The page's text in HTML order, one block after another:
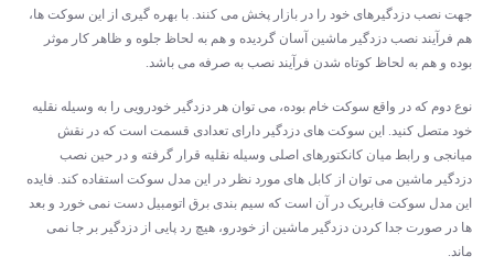
جهت نصب دزدگیرهای خود را در بازار پخش می کنند. با بهره گیری از این سوکت ها،
هم فرآیند نصب دزدگیر ماشین آسان گردیده و هم به لحاظ جلوه و ظاهر کار موثر
بوده و هم به لحاظ کوتاه شدن فرآیند نصب به صرفه می باشد.
نوع دوم که در واقع سوکت خام بوده، می توان هر دزدگیر خودرویی را به وسیله نقلیه
خود متصل کنید. این سوکت های دزدگیر دارای تعدادی قسمت است که در نقش
میانجی و رابط میان کانکتورهای اصلی وسیله نقلیه قرار گرفته و در حین نصب
دزدگیر ماشین می توان از کابل های مورد نظر در این مدل سوکت استفاده کند. فایده
این مدل سوکت فابریک در آن است که سیم بندی برق اتومبیل دست نمی خورد و بعد
ها در صورت جدا کردن دزدگیر ماشین از خودرو، هیچ رد پایی از دزدگیر بر جا نمی
ماند.